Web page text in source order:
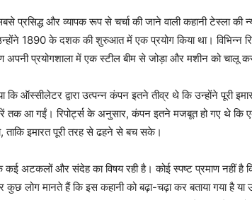
प्रसिद्ध और व्यापक रूप से चर्चा की जाने वाली कहानी टेस्ला की
1890 के दशक की शुरुआत में एक प्रयोग किया था। विभिन्न
प्रयोगशाला में एक स्टील बीम से जोड़ा और मशीन को चालू
कि ऑस्सीलेटर द्वारा उत्पन्न कंपन इतने तीव्र थे कि उन्होंने पूरी
तक आ गईं। रिपोर्ट्स के अनुसार, कंपन इतने मजबूत हो गए थे
ताकि इमारत पूरी तरह से ढहने से बच सके।
कई अटकलों और संदेह का विषय रही है। कोई स्पष्ट प्रमाण नहीं
कुछ लोग मानते हैं कि इस कहानी को बढ़ा-चढ़ा कर बताया गया है